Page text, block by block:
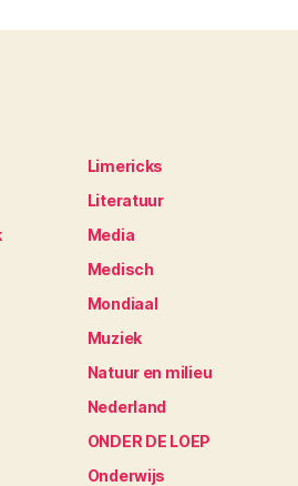
Limericks
Literatuur
Media
Medisch
Mondiaal
Muziek
Natuur en milieu
Nederland
ONDER DE LOEP
Onderwijs